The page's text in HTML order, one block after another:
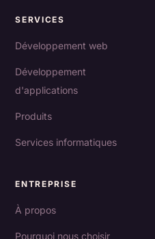
SERVICES
Développement web
Développement
d'applications
Produits
Services informatiques
ENTREPRISE
À propos
Pourquoi nous choisir